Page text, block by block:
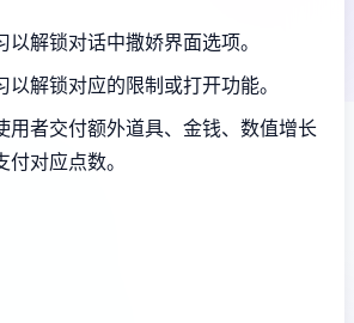
解锁对话中撒娇界面选项。
解锁对应的限制或打开功能。
用者交付额外道具、金钱、数值增长
对应点数。